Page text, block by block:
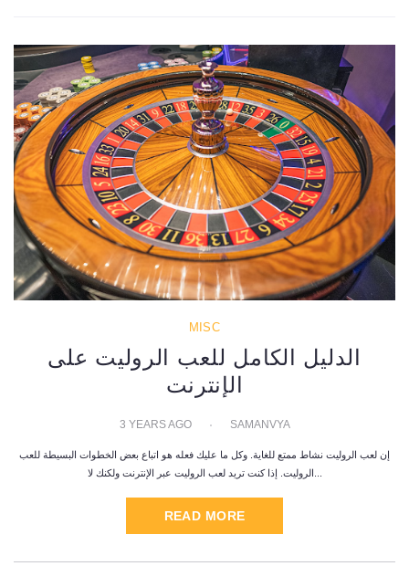
MISC
الدليل الكامل للعب الروليت على
الإنترنت
3 YEARS AGO SAMANVYA
إن لعب الروليت نشاط ممتع للغاية. وكل ما عليك فعله هو اتباع بعض الخطوات البسيطة للعب
READ MORE